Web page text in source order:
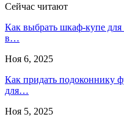
Сейчас читают
Как выбрать шкаф-купе для
в…
Ноя 6, 2025
Как придать подоконнику
для…
Ноя 5, 2025